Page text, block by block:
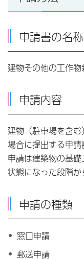
申請書の名称
建物その他の工作物
申請内容
建物（駐車場を含
場合に提出する申請
申請は建築物の基
状態になった段階か
申請の種類
窓口申請
郵送申請